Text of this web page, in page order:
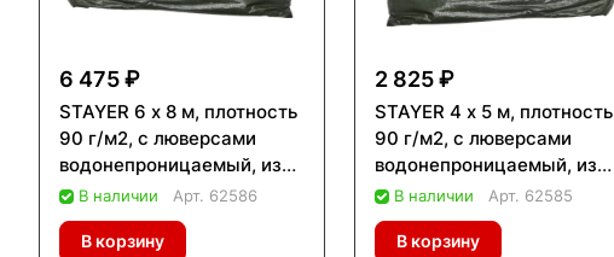
6 475 ₽
STAYER 6 х 8 м, плотность
90 г/м2, с люверсами
водонепроницаемый, из
тканого полимера,
универсальный, тент-
полотно, Professional
В наличии Арт. 62586
В корзину
2 825 ₽
STAYER 4 x 5 м, плотность
90 г/м2, с люверсами
водонепроницаемый, из
тканого полимера,
универсальный, тент-
полотно, Professional
В наличии Арт. 62585
В корзину